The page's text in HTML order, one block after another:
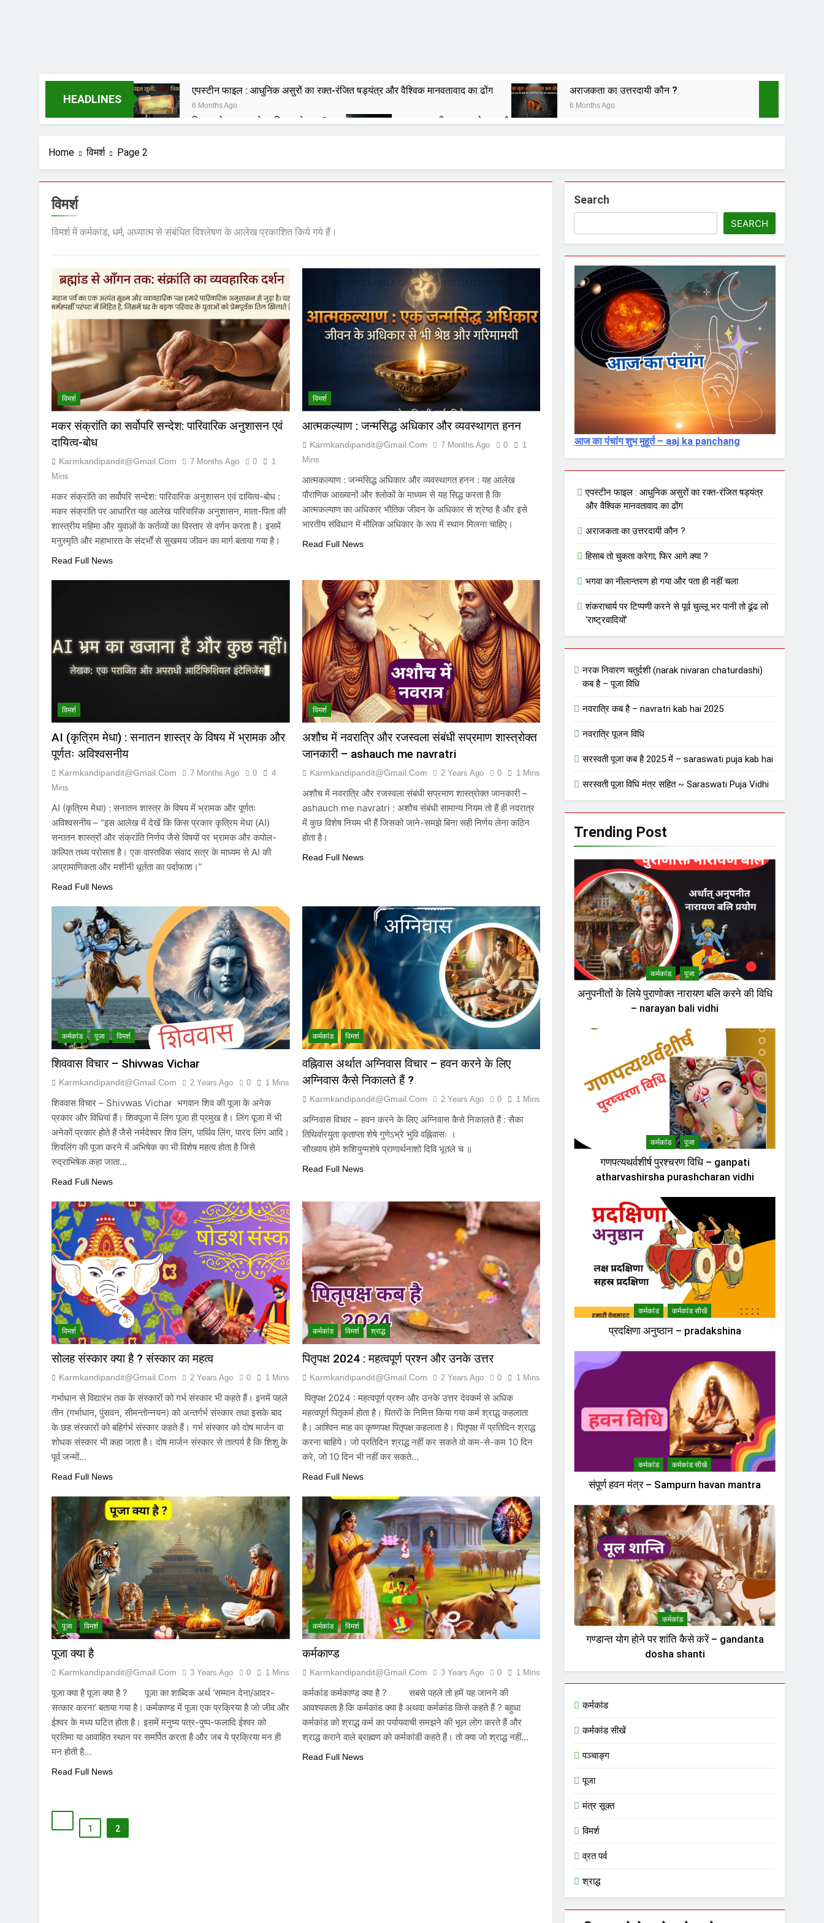
HEADLINES
एपस्टीन फाइल : आधुनिक असुरों का रक्त-रंजित षड्यंत्र और वैश्विक मानवतावाद का ढोंग
6 Months Ago
अराजकता का उत्तरदायी कौन ?
6 Months Ago
हिसाब तो चुकता करेगा; फिर आगे क्या ? भगवा का नीलान्तरण हो गया और पता ही नहीं चला
विकास की वेदी पर अस्तित्व की आहुति: क्या २०४७ का भारत केवल एक जलता हुआ खंडहर होगा?
7 Months Ago
आक्रांताओं से अत्याचारी सरकार – सनातन पर घनघोर प्रहार
संविधान, लोकतंत्र, स्वतंत्रता, समानता का अनर्थ – रसातल जाता समाज
Home विमर्श Page 2
विमर्श
विमर्श में कर्मकांड, धर्म, अध्यात्म से संबंधित विश्लेषण के आलेख प्रकाशित किये गये हैं।
विमर्श
मकर संक्रांति का सर्वोपरि सन्देश: पारिवारिक अनुशासन एवं
दायित्व-बोध
Karmkandipandit@gmail.com 7 Months Ago 0
1
Mins
मकर संक्रांति का सर्वोपरि सन्देश: पारिवारिक अनुशासन एवं दायित्व-बोध :
मकर संक्रांति पर आधारित यह आलेख पारिवारिक अनुशासन, माता-पिता की
शास्त्रीय महिमा और युवाओं के कर्तव्यों का विस्तार से वर्णन करता है। इसमें
मनुस्मृति और महाभारत के संदर्भों से सुखमय जीवन का मार्ग बताया गया है।
Read Full News
विमर्श
आत्मकल्याण : जन्मसिद्ध अधिकार और व्यवस्थागत हनन
Karmkandipandit@gmail.com 7 Months Ago 0
1
Mins
आत्मकल्याण : जन्मसिद्ध अधिकार और व्यवस्थागत हनन : यह आलेख
पौराणिक आख्यानों और श्लोकों के माध्यम से यह सिद्ध करता है कि
आत्मकल्याण का अधिकार भौतिक जीवन के अधिकार से श्रेष्ठ है और इसे
भारतीय संविधान में मौलिक अधिकार के रूप में स्थान मिलना चाहिए।
Read Full News
विमर्श
AI (कृत्रिम मेधा) : सनातन शास्त्र के विषय में भ्रामक और
पूर्णतः अविश्वसनीय
Karmkandipandit@gmail.com 7 Months Ago 0
4
Mins
AI (कृत्रिम मेधा) : सनातन शास्त्र के विषय में भ्रामक और पूर्णतः
अविश्वसनीय – “इस आलेख में देखें कि किस प्रकार कृत्रिम मेधा (AI)
सनातन शास्त्रों और संक्रांति निर्णय जैसे विषयों पर भ्रामक और कपोल-
कल्पित तथ्य परोसता है। एक वास्तविक संवाद सत्र के माध्यम से AI की
अप्रामाणिकता और मशीनी धूर्तता का पर्दाफाश।”
Read Full News
विमर्श
अशौच में नवरात्रि और रजस्वला संबंधी सप्रमाण शास्त्रोक्त
जानकारी – ashauch me navratri
Karmkandipandit@gmail.com 2 Years Ago 0 1 Mins
अशौच में नवरात्रि और रजस्वला संबंधी सप्रमाण शास्त्रोक्त जानकारी –
ashauch me navratri : अशौच संबंधी सामान्य नियम तो हैं ही नवरात्र
में कुछ विशेष नियम भी हैं जिसको जाने-समझे बिना सही निर्णय लेना कठिन
होता है।
Read Full News
कर्मकांड पूजा विमर्श
शिववास विचार – Shivwas Vichar
Karmkandipandit@gmail.com 2 Years Ago 0 1 Mins
शिववास विचार – Shivwas Vichar भगवान शिव की पूजा के अनेक
प्रकार और विधियां हैं। शिवपूजा में लिंग पूजा ही प्रमुख है। लिंग पूजा में भी
अनेकों प्रकार होते हैं जैसे नर्मदेश्वर शिव लिंग, पार्थिव लिंग, पारद लिंग आदि।
शिवलिंग की पूजा करने में अभिषेक का भी विशेष महत्व होता है जिसे
रुद्राभिषेक कहा जाता…
Read Full News
कर्मकांड विमर्श
वह्निवास अर्थात अग्निवास विचार – हवन करने के लिए
अग्निवास कैसे निकालते हैं ?
Karmkandipandit@gmail.com 2 Years Ago 0 1 Mins
अग्निवास विचार – हवन करने के लिए अग्निवास कैसे निकालते हैं : सैका
तिथिर्वारयुता कृताप्ता शेषे गुणेऽभ्रे भुवि वह्निवासः ।
सौख्याय होमे शशियुग्मशेषे प्राणार्थनाशो दिवि भूतले च ॥
Read Full News
विमर्श
सोलह संस्कार क्या है ? संस्कार का महत्व
Karmkandipandit@gmail.com 2 Years Ago 0 1 Mins
गर्भाधान से विद्यारंभ तक के संस्कारों को गर्भ संस्कार भी कहते हैं। इनमें पहले
तीन (गर्भाधान, पुंसवन, सीमन्तोन्नयन) को अन्तर्गर्भ संस्कार तथा इसके बाद
के छह संस्कारों को बहिर्गर्भ संस्कार कहते हैं। गर्भ संस्कार को दोष मार्जन वा
शोधक संस्कार भी कहा जाता है। दोष मार्जन संस्कार से तात्पर्य है कि शिशु के
पूर्व जन्मों…
Read Full News
कर्मकांड विमर्श श्राद्ध
पितृपक्ष 2024 : महत्वपूर्ण प्रश्न और उनके उत्तर
Karmkandipandit@gmail.com 2 Years Ago 0 1 Mins
पितृपक्ष 2024 : महत्वपूर्ण प्रश्न और उनके उत्तर देवकर्म से अधिक
महत्वपूर्ण पितृकर्म होता है। पितरों के निमित्त किया गया कर्म श्राद्ध कहलाता
है। आश्विन माह का कृष्णपक्ष पितृपक्ष कहलाता है। पितृपक्ष में प्रतिदिन श्राद्ध
करना चाहिये। जो प्रतिदिन श्राद्ध नहीं कर सकते वो कम-से-कम 10 दिन
करे, जो 10 दिन भी नहीं कर सकते…
Read Full News
पूजा विमर्श
पूजा क्या है
Karmkandipandit@gmail.com 3 Years Ago 0 1 Mins
पूजा क्या है पूजा क्या है ? पूजा का शाब्दिक अर्थ ‘सम्मान देना/आदर-
सत्कार करना’ बताया गया है। कर्मकाण्ड में पूजा एक प्रक्रिया है जो जीव और
ईश्वर के मध्य घटित होता है। इसमें मनुष्य पत्र-पुष्प-फलादि ईश्वर को
प्रतिमा या आवाहित स्थान पर समर्पित करता है और जब ये प्रक्रिया मन ही
मन होती है…
Read Full News
कर्मकांड विमर्श
कर्मकाण्ड
Karmkandipandit@gmail.com 3 Years Ago 0 1 Mins
कर्मकांड कर्मकाण्ड क्या है ? सबसे पहले तो हमें यह जानने की
आवश्यकता है कि कर्मकांड क्या है अथवा कर्मकांड किसे कहते हैं ? बहुधा
कर्मकांड को श्राद्ध कर्म का पर्यायवाची समझने की भूल लोग करते हैं और
श्राद्ध कराने वाले ब्राह्मण को कर्मकांडी कहते हैं। तो क्या जो श्राद्ध नहीं…
Read Full News
1 2
Search
SEARCH
आज का पंचांग शुभ मुहूर्त – aaj ka panchang
एपस्टीन फाइल : आधुनिक असुरों का रक्त-रंजित षड्यंत्र
और वैश्विक मानवतावाद का ढोंग
अराजकता का उत्तरदायी कौन ?
हिसाब तो चुकता करेगा; फिर आगे क्या ?
भगवा का नीलान्तरण हो गया और पता ही नहीं चला
शंकराचार्य पर टिप्पणी करने से पूर्व चुल्लू भर पानी तो ढूंढ लो
‘राष्ट्रवादियों’
नरक निवारण चतुर्दशी (narak nivaran chaturdashi)
कब है – पूजा विधि
नवरात्रि कब है – navratri kab hai 2025
नवरात्रि पूजन विधि
सरस्वती पूजा कब है 2025 में – saraswati puja kab hai
सरस्वती पूजा विधि मंत्र सहित ~ Saraswati Puja Vidhi
Trending Post
कर्मकांड पूजा
अनुपनीतों के लिये पुराणोक्त नारायण बलि करने की विधि
– narayan bali vidhi
कर्मकांड पूजा
गणपत्यथर्वशीर्ष पुरश्चरण विधि – ganpati
atharvashirsha purashcharan vidhi
कर्मकांड कर्मकांड सीखें
प्रदक्षिणा अनुष्ठान – pradakshina
कर्मकांड कर्मकांड सीखें
संपूर्ण हवन मंत्र – Sampurn havan mantra
कर्मकांड
गण्डान्त योग होने पर शांति कैसे करें – gandanta
dosha shanti
कर्मकांड
कर्मकांड सीखें
पञ्चाङ्ग
पूजा
मंत्र सूक्त
विमर्श
व्रत पर्व
श्राद्ध